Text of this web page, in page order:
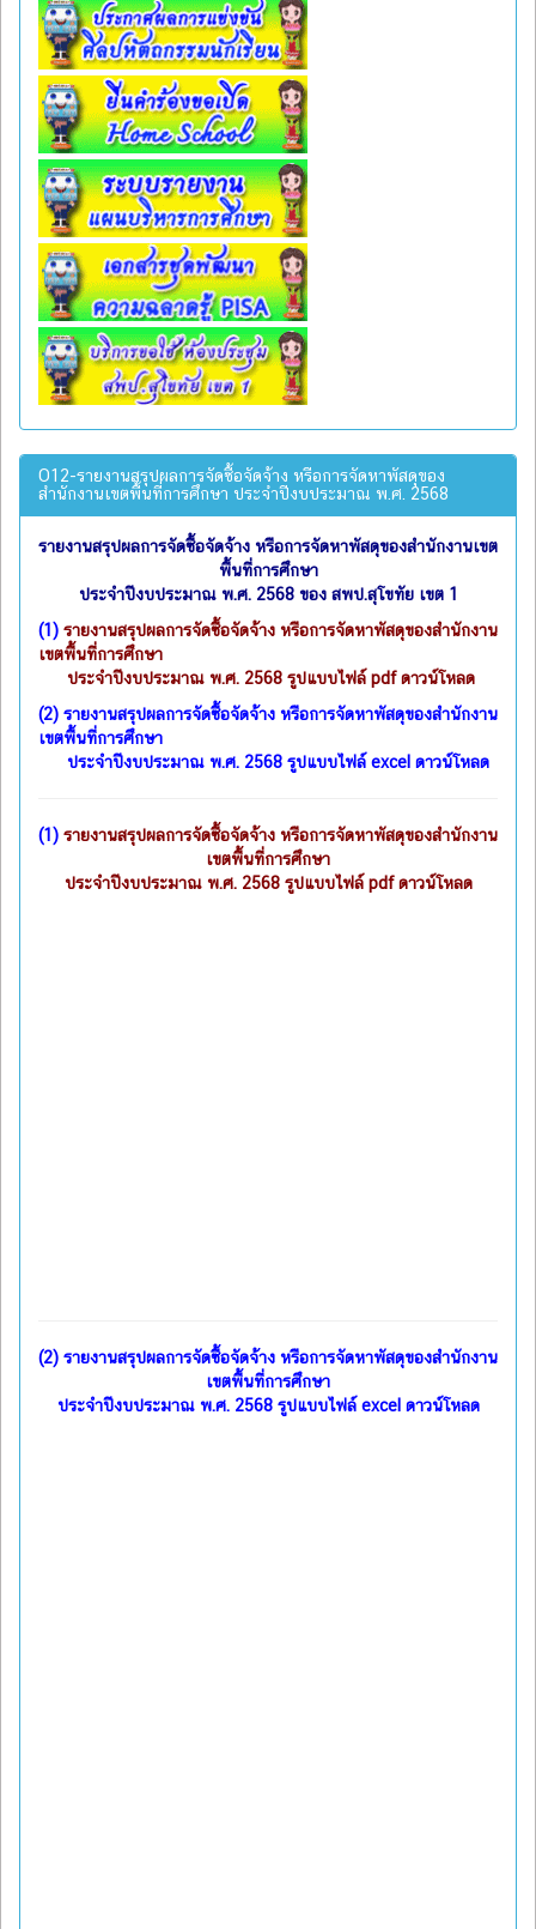
O12-รายงานสรุปผลการจัดซื้อจัดจ้าง หรือการจัดหาพัสดุของ
สำนักงานเขตพื้นที่การศึกษา ประจำปีงบประมาณ พ.ศ. 2568
รายงานสรุปผลการจัดซื้อจัดจ้าง หรือการจัดหาพัสดุของสำนักงานเขต
พื้นที่การศึกษา
ประจำปีงบประมาณ พ.ศ. 2568 ของ สพป.สุโขทัย เขต 1
(1) รายงานสรุปผลการจัดซื้อจัดจ้าง หรือการจัดหาพัสดุของสำนักงาน
เขตพื้นที่การศึกษา
ประจำปีงบประมาณ พ.ศ. 2568 รูปแบบไฟล์ pdf ดาวน์โหลด
(2) รายงานสรุปผลการจัดซื้อจัดจ้าง หรือการจัดหาพัสดุของสำนักงาน
เขตพื้นที่การศึกษา
ประจำปีงบประมาณ พ.ศ. 2568 รูปแบบไฟล์ excel ดาวน์โหลด
(1) รายงานสรุปผลการจัดซื้อจัดจ้าง หรือการจัดหาพัสดุของสำนักงาน
เขตพื้นที่การศึกษา
ประจำปีงบประมาณ พ.ศ. 2568 รูปแบบไฟล์ pdf ดาวน์โหลด
(2) รายงานสรุปผลการจัดซื้อจัดจ้าง หรือการจัดหาพัสดุของสำนักงาน
เขตพื้นที่การศึกษา
ประจำปีงบประมาณ พ.ศ. 2568 รูปแบบไฟล์ excel ดาวน์โหลด